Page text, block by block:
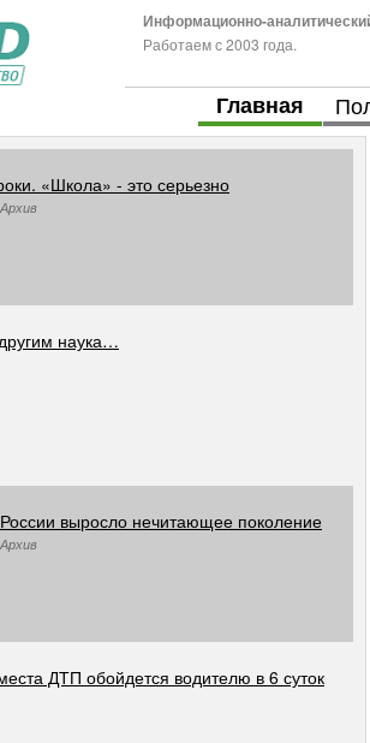
Информационно-
Работаем с 2003 года.
Главная
«Школа» - это серьезно
Архив
наука…
выросло нечитающее поколение
Архив
ДТП обойдется водителю в 6 суток